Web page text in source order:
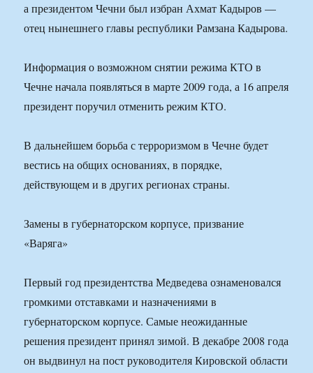
а президентом Чечни был избран Ахмат Кадыров —
отец нынешнего главы республики Рамзана Кадырова.
Информация о возможном снятии режима КТО в
Чечне начала появляться в марте 2009 года, а 16 апреля
президент поручил отменить режим КТО.
В дальнейшем борьба с терроризмом в Чечне будет
вестись на общих основаниях, в порядке,
действующем и в других регионах страны.
Замены в губернаторском корпусе, призвание
«Варяга»
Первый год президентства Медведева ознаменовался
громкими отставками и назначениями в
губернаторском корпусе. Самые неожиданные
решения президент принял зимой. В декабре 2008 года
он выдвинул на пост руководителя Кировской области